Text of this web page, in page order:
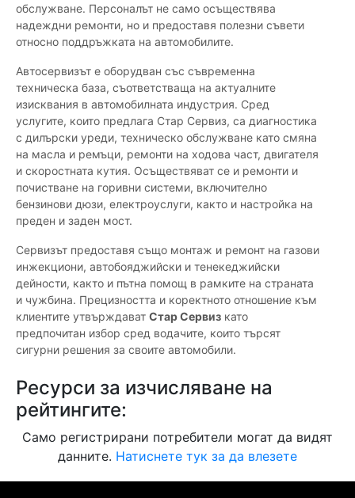
обслужване. Персоналът не само осъществява
надеждни ремонти, но и предоставя полезни съвети
относно поддръжката на автомобилите.
Автосервизът е оборудван със съвременна
техническа база, съответстваща на актуалните
изисквания в автомобилната индустрия. Сред
услугите, които предлага Стар Сервиз, са диагностика
с дилърски уреди, техническо обслужване като смяна
на масла и ремъци, ремонти на ходова част, двигателя
и скоростната кутия. Осъществяват се и ремонти и
почистване на горивни системи, включително
бензинови дюзи, електроуслуги, както и настройка на
преден и заден мост.
Сервизът предоставя също монтаж и ремонт на газови
инжекциони, автобояджийски и тенекеджийски
дейности, както и пътна помощ в рамките на страната
и чужбина. Прецизността и коректното отношение към
клиентите утвърждават Стар Сервиз като
предпочитан избор сред водачите, които търсят
сигурни решения за своите автомобили.
Ресурси за изчисляване на
рейтингите:
Само регистрирани потребители могат да видят
данните. Натиснете тук за да влезете